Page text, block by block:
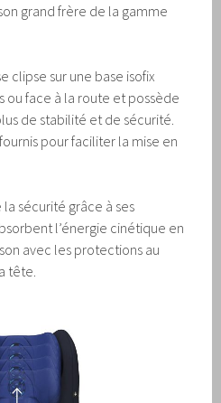
grand frère de la gamme
clipse sur une base isofix
ou face à la route et possède
de stabilité et de sécurité.
pour faciliter la mise en
sécurité grâce à ses
l’énergie cinétique en
avec les protections au
tête.